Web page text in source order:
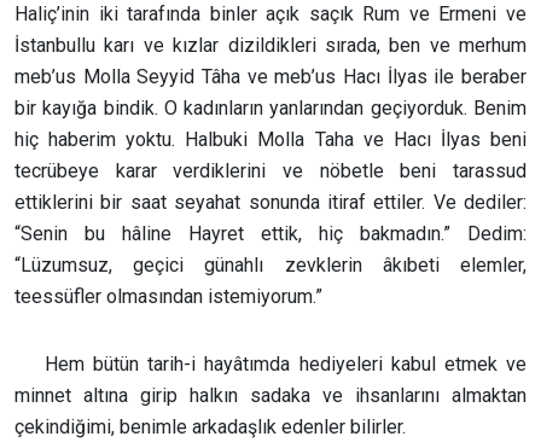
Haliç’inin iki tarafında binler açık saçık Rum ve Ermeni ve
İstanbullu karı ve kızlar dizildikleri sırada, ben ve merhum
meb’us Molla Seyyid Tâha ve meb’us Hacı İlyas ile beraber
bir kayığa bindik. O kadınların yanlarından geçiyorduk. Benim
hiç haberim yoktu. Halbuki Molla Taha ve Hacı İlyas beni
tecrübeye karar verdiklerini ve nöbetle beni tarassud
ettiklerini bir saat seyahat sonunda itiraf ettiler. Ve dediler:
“Senin bu hâline Hayret ettik, hiç bakmadın.” Dedim:
“Lüzumsuz, geçici günahlı zevklerin âkıbeti elemler,
teessüfler olmasından istemiyorum.”
Hem bütün tarih-i hayâtımda hediyeleri kabul etmek ve
minnet altına girip halkın sadaka ve ihsanlarını almaktan
çekindiğimi, benimle arkadaşlık edenler bilirler.